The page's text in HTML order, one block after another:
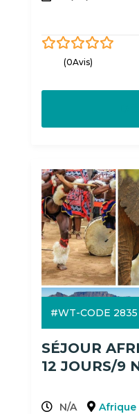
of
(0Avis)
#WT-CODE 2835
SÉJOUR
12 JOURS/9
N/A Afrique